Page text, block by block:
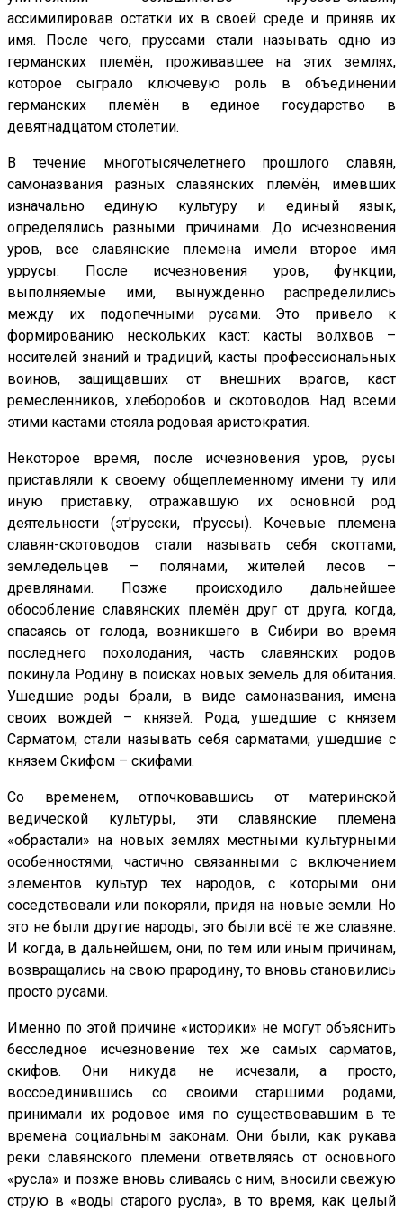
ассимилировав остатки их в своей среде и приняв их
имя. После чего, пруссами стали называть одно из
германских племён, проживавшее на этих землях,
которое сыграло ключевую роль в объединении
германских племён в единое государство в
девятнадцатом столетии.
В течение многотысячелетнего прошлого славян,
самоназвания разных славянских племён, имевших
изначально единую культуру и единый язык,
определялись разными причинами. До исчезновения
уров, все славянские племена имели второе имя
уррусы. После исчезновения уров, функции,
выполняемые ими, вынужденно распределились
между их подопечными русами. Это привело к
формированию нескольких каст: касты волхвов –
носителей знаний и традиций, касты профессиональных
воинов, защищавших от внешних врагов, каст
ремесленников, хлеборобов и скотоводов. Над всеми
этими кастами стояла родовая аристократия.
Некоторое время, после исчезновения уров, русы
приставляли к своему общеплеменному имени ту или
иную приставку, отражавшую их основной род
деятельности (эт'русски, п'руссы). Кочевые племена
славян-скотоводов стали называть себя скоттами,
земледельцев – полянами, жителей лесов –
древлянами. Позже происходило дальнейшее
обособление славянских племён друг от друга, когда,
спасаясь от голода, возникшего в Сибири во время
последнего похолодания, часть славянских родов
покинула Родину в поисках новых земель для обитания.
Ушедшие роды брали, в виде самоназвания, имена
своих вождей – князей. Рода, ушедшие с князем
Сарматом, стали называть себя сарматами, ушедшие с
князем Скифом – скифами.
Со временем, отпочковавшись от материнской
ведической культуры, эти славянские племена
«обрастали» на новых землях местными культурными
особенностями, частично связанными с включением
элементов культур тех народов, с которыми они
соседствовали или покоряли, придя на новые земли. Но
это не были другие народы, это были всё те же славяне.
И когда, в дальнейшем, они, по тем или иным причинам,
возвращались на свою прародину, то вновь становились
просто русами.
Именно по этой причине «историки» не могут объяснить
бесследное исчезновение тех же самых сарматов,
скифов. Они никуда не исчезали, а просто,
воссоединившись со своими старшими родами,
принимали их родовое имя по существовавшим в те
времена социальным законам. Они были, как рукава
реки славянского племени: ответвляясь от основного
«русла» и позже вновь сливаясь с ним, вносили свежую
струю в «воды старого русла», в то время, как целый